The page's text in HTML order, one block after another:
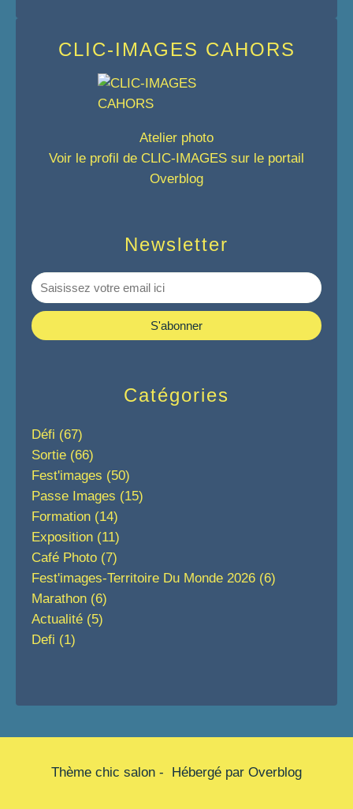
Newsletter
Catégories
Défi (67)
Sortie (66)
Fest'images (50)
Passe Images (15)
Formation (14)
Exposition (11)
Café Photo (7)
Fest'images-Territoire Du Monde 2026 (6)
Marathon (6)
Actualité (5)
Defi (1)
CLIC-IMAGES CAHORS
Atelier photo
Voir le profil de CLIC-IMAGES sur le portail
Overblog
Thème chic salon - Hébergé par Overblog